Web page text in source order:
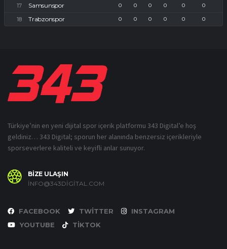
Samsunspor 0 0 0 0 0 0
Trabzonspor 0 0 0 0 0 0
Türkiye’nin en yeni dijital spor içerik platformu 343 Digital’e hoş
geldiniz… 343 Digital; sporun her alanında benzersiz içerikleriyle
sporseverlere kaliteli ve keyifli anlar sunuyor.
BİZE ULAŞIN
INFO@343DIGITAL.COM
FACEBOOK TWITTER
INSTAGRAM
YOUTUBE
TIKTOK